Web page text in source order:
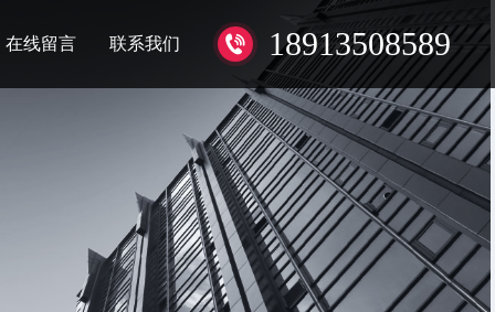
18913508589
在线留言 联系我们